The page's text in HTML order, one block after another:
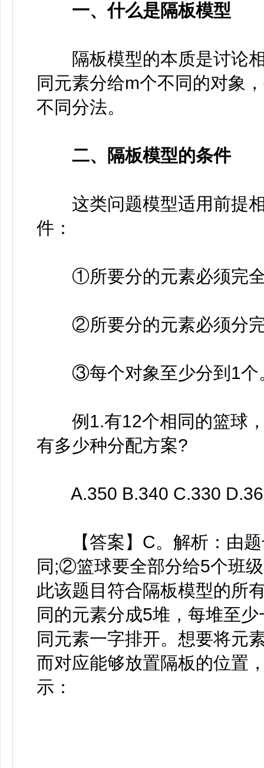
一、什么是隔板模型
隔板模型的本质是讨论相
同元素分给m个不同的对象
不同分法。
二、隔板模型的条件
这类问题模型适用前提相
件：
①所要分的元素必须完
②所要分的元素必须分完
③每个对象至少分到1个
例1.有12个相同的篮球，
有多少种分配方案?
A.350 B.340 C.330
【答案】C。解析：由题
同;②篮球要全部分给5个班
此该题目符合隔板模型的所
同的元素分成5堆，每堆至
同元素一字排开。想要将元
而对应能够放置隔板的位置
示：